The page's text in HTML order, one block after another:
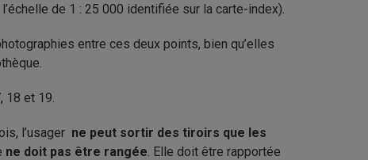
de 1 : 25 000 identifiée sur la carte-index).
entre ces deux points, bien qu’elles
18 et 19.
l’usager ne peut sortir des tiroirs que les
ne doit pas être rangée . Elle doit être rapportée